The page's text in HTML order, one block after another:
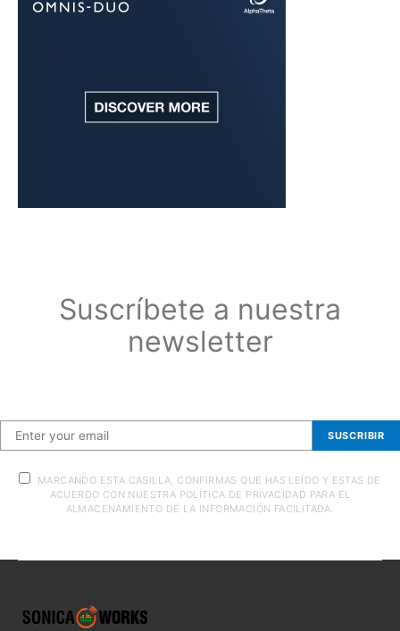
Suscríbete a nuestra
newsletter
SUSCRIBIR
MARCANDO ESTA CASILLA, CONFIRMAS QUE HAS LEÍDO Y ESTAS DE
ACUERDO CON NUESTRA POLÍTICA DE PRIVACIDAD PARA EL
ALMACENAMIENTO DE LA INFORMACIÓN FACILITADA.